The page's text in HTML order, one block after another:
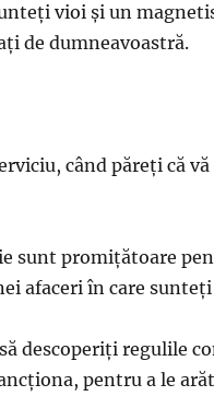
vioi şi un
de dumneavoastră.
când păreţi că
sunt promiţătoare
afaceri în care
descoperiţi regulile
pentru a le